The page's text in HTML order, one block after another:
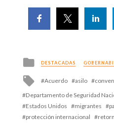
Posted
in
DESTACADAS
Tagged
Acuerdo asilo
Departamento de Seguridad
Estados Unidos
migrantes
protección internacional